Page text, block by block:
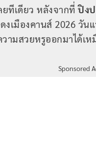
ยทีเดียว หลังจากที่ปิง
เมืองคานส์ 2026 วัน
ามสวยหรูออกมาได้เห
Sponsored